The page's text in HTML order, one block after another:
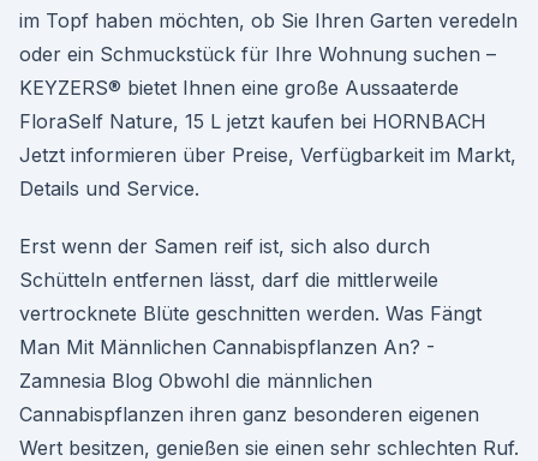
im Topf haben möchten, ob Sie Ihren Garten veredeln
oder ein Schmuckstück für Ihre Wohnung suchen –
KEYZERS® bietet Ihnen eine große Aussaaterde
FloraSelf Nature, 15 L jetzt kaufen bei HORNBACH
Jetzt informieren über Preise, Verfügbarkeit im Markt,
Details und Service.
Erst wenn der Samen reif ist, sich also durch
Schütteln entfernen lässt, darf die mittlerweile
vertrocknete Blüte geschnitten werden. Was Fängt
Man Mit Männlichen Cannabispflanzen An? -
Zamnesia Blog Obwohl die männlichen
Cannabispflanzen ihren ganz besonderen eigenen
Wert besitzen, genießen sie einen sehr schlechten Ruf.